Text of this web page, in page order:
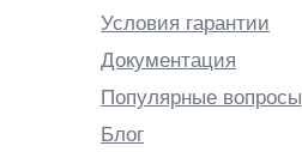
Условия гарантии
Документация
Популярные вопросы
Блог